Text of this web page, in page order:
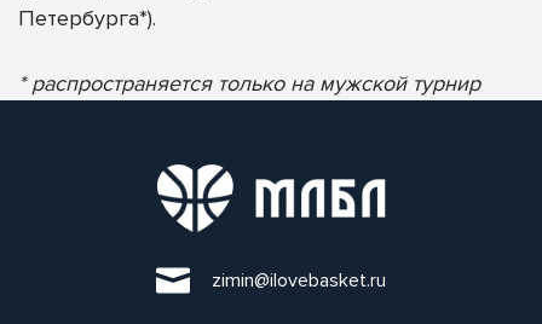
Петербурга*).
* распространяется только на мужской турнир
zimin@ilovebasket.ru